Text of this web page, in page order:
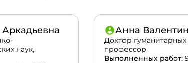
наук,
Анна
Доктор гуманитарных
профессор
Выполненных работ: